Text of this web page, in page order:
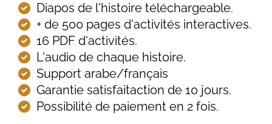
Diapos de l'histoire téléchargeable.
+ de 500 pages d'activités interactives.
16 PDF d'activités.
L'audio de chaque histoire.
Support arabe/français
Garantie satisfaitaction de 10 jours.
Possibilité de paiement en 2 fois.